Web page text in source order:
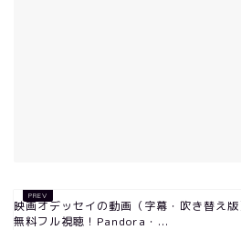
映画オデッセイの動画（字幕・吹き替え版
無料フル視聴！Pandora・...